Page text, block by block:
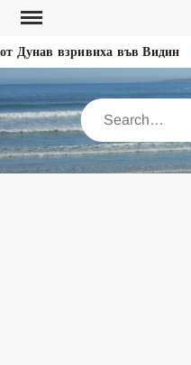
Skip
content
Дунав взривиха във Видин
Search